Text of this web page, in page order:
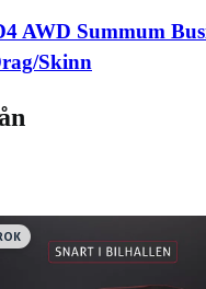
AWD Summum
Skinn